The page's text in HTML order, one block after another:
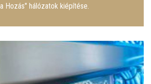
Hozás" hálózatok kiépítése.